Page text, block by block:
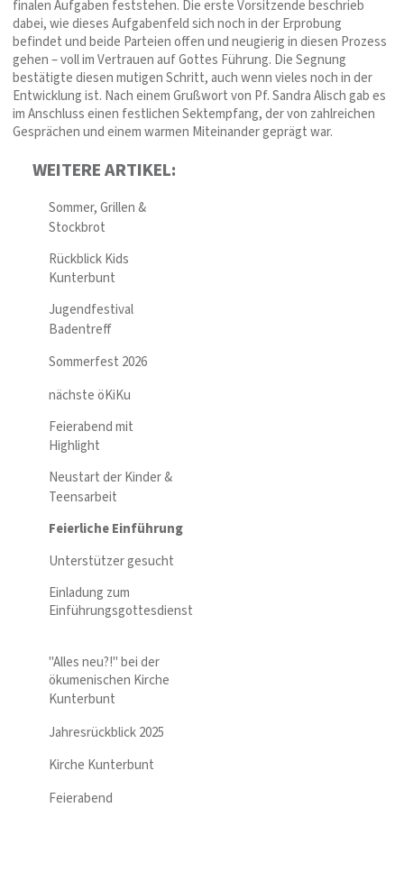
finalen Aufgaben feststehen. Die erste Vorsitzende beschrieb
dabei, wie dieses Aufgabenfeld sich noch in der Erprobung
befindet und beide Parteien offen und neugierig in diesen Prozess
gehen – voll im Vertrauen auf Gottes Führung. Die Segnung
bestätigte diesen mutigen Schritt, auch wenn vieles noch in der
Entwicklung ist. Nach einem Grußwort von Pf. Sandra Alisch gab es
im Anschluss einen festlichen Sektempfang, der von zahlreichen
Gesprächen und einem warmen Miteinander geprägt war.
WEITERE ARTIKEL:
Sommer, Grillen &
Stockbrot
Rückblick Kids
Kunterbunt
Jugendfestival
Badentreff
Sommerfest 2026
nächste öKiKu
Feierabend mit
Highlight
Neustart der Kinder &
Teensarbeit
Feierliche Einführung
Unterstützer gesucht
Einladung zum
Einführungsgottesdienst
"Alles neu?!" bei der
ökumenischen Kirche
Kunterbunt
Jahresrückblick 2025
Kirche Kunterbunt
Feierabend